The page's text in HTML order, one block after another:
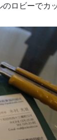
ロビーでカ